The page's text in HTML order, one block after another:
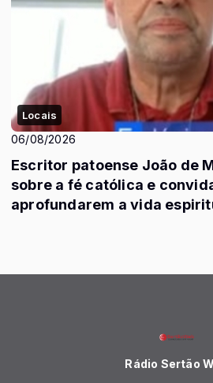
Locais
06/08/2026
Escritor patoense João de
sobre a fé católica e
aprofundarem a vida
Rádio Sertão